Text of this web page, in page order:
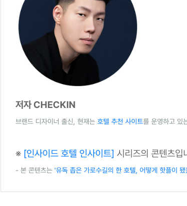
저자 CHECKIN
브랜드 디자이너 출신, 현재는 호텔 추천 사이트를 운영하고 있
※ [인사이드 호텔 인사이트] 시리즈의 콘텐츠입
- 본 콘텐츠는 '유독 좁은 가로수길의 한 호텔, 어떻게 핫플이